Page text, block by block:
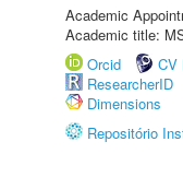
Academic
Academic title:
Orcid
CV
ResearcherID
Dimensions
Repositório